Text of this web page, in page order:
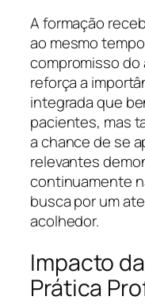
A formação
ao mesmo
compromisso do
reforça a
integrada que
pacientes, mas
a chance de se
relevantes
continuamente
busca por um
acolhedor.
Impacto
Prática